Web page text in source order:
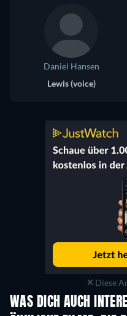
Daniel Hansen
Lewis (voice)
Diese
WAS DICH AUCH